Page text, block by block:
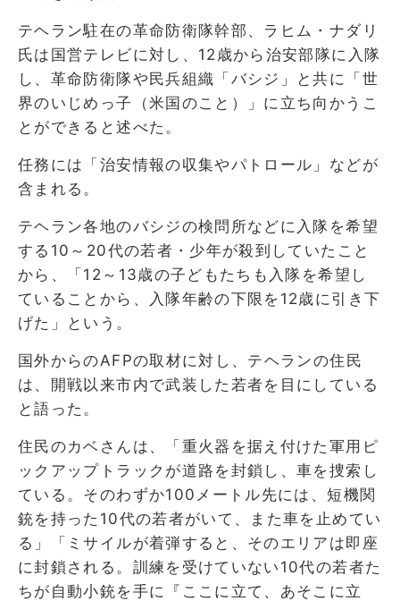
テヘラン駐在の革命防衛隊幹部、ラヒム・ナダリ
氏は国営テレビに対し、12歳から治安部隊に入隊
し、革命防衛隊や民兵組織「バシジ」と共に「世
界のいじめっ子（米国のこと）」に立ち向かうこ
とができると述べた。
任務には「治安情報の収集やパトロール」などが
含まれる。
テヘラン各地のバシジの検問所などに入隊を希望
する10～20代の若者・少年が殺到していたこと
から、「12～13歳の子どもたちも入隊を希望し
ていることから、入隊年齢の下限を12歳に引き下
げた」という。
国外からのAFPの取材に対し、テヘランの住民
は、開戦以来市内で武装した若者を目にしている
と語った。
住民のカベさんは、「重火器を据え付けた軍用ピ
ックアップトラックが道路を封鎖し、車を捜索し
ている。そのわずか100メートル先には、短機関
銃を持った10代の若者がいて、また車を止めてい
る」「ミサイルが着弾すると、そのエリアは即座
に封鎖される。訓練を受けていない10代の若者た
ちが自動小銃を手に『ここに立て、あそこに立